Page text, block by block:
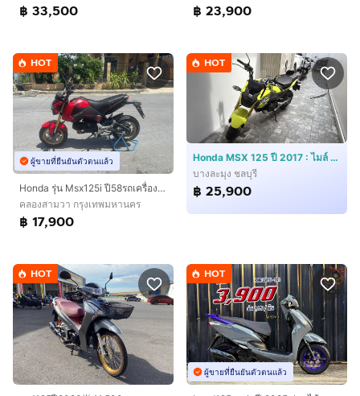
฿ 33,500 ฿ 23,900
HOT
ผู้ขายที่ยืนยันตัวตนแล้ว
Honda รุ่น Msx125i ปี58รถเครื่องดี สภาพพร้อมใช้งานต้องมาลองครับ
คลองสามวา กรุงเทพมหานคร
฿ 17,900
HOT
Honda MSX 125 ปี 2017 : ไมล์ 3,xxx
บางละมุง ชลบุรี
฿ 25,900
HOT HOT
ผู้ขายที่ยืนยันตัวตนแล้ว